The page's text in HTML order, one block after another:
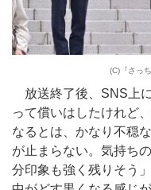
(C)『さっ
放送終了後、SNS上
って償いはしたけれど
なるとは、かなり不穏
が止まらない。気持ち
分印象も強く残りそう